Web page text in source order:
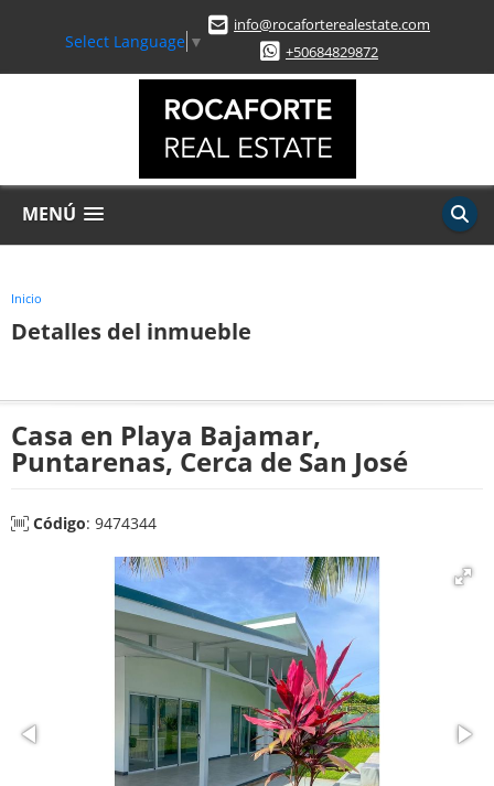
Select Language ▼
info@rocaforterealestate.com
+50684829872
MENÚ
Inicio
Detalles del inmueble
Casa en Playa Bajamar,
Puntarenas, Cerca de San José
Código: 9474344